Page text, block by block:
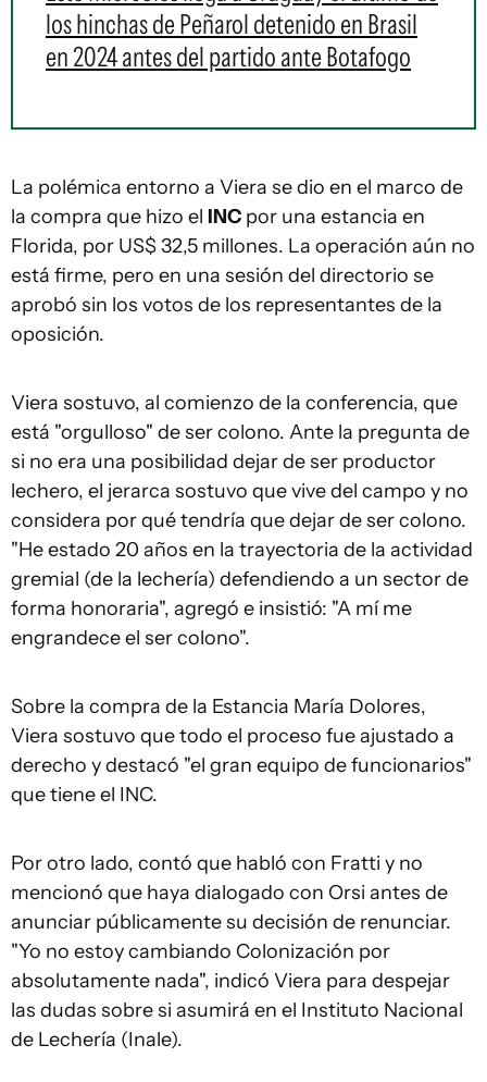
los hinchas de Peñarol detenido en Brasil
en 2024 antes del partido ante Botafogo
La polémica entorno a Viera se dio en el marco de
la compra que hizo el INC por una estancia en
Florida, por US$ 32,5 millones. La operación aún no
está firme, pero en una sesión del directorio se
aprobó sin los votos de los representantes de la
oposición.
Viera sostuvo, al comienzo de la conferencia, que
está "orgulloso" de ser colono. Ante la pregunta de
si no era una posibilidad dejar de ser productor
lechero, el jerarca sostuvo que vive del campo y no
considera por qué tendría que dejar de ser colono.
"He estado 20 años en la trayectoria de la actividad
gremial (de la lechería) defendiendo a un sector de
forma honoraria", agregó e insistió: "A mí me
engrandece el ser colono".
Sobre la compra de la Estancia María Dolores,
Viera sostuvo que todo el proceso fue ajustado a
derecho y destacó "el gran equipo de funcionarios"
que tiene el INC.
Por otro lado, contó que habló con Fratti y no
mencionó que haya dialogado con Orsi antes de
anunciar públicamente su decisión de renunciar.
"Yo no estoy cambiando Colonización por
absolutamente nada", indicó Viera para despejar
las dudas sobre si asumirá en el Instituto Nacional
de Lechería (Inale).